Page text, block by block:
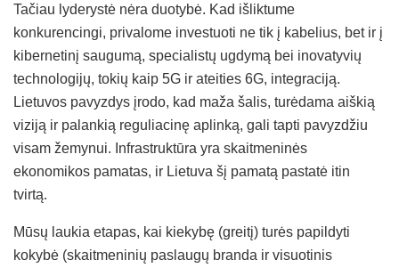
Tačiau lyderystė nėra duotybė. Kad išliktume
konkurencingi, privalome investuoti ne tik į kabelius, bet ir į
kibernetinį saugumą, specialistų ugdymą bei inovatyvių
technologijų, tokių kaip 5G ir ateities 6G, integraciją.
Lietuvos pavyzdys įrodo, kad maža šalis, turėdama aiškią
viziją ir palankią reguliacinę aplinką, gali tapti pavyzdžiu
visam žemynui. Infrastruktūra yra skaitmeninės
ekonomikos pamatas, ir Lietuva šį pamatą pastatė itin
tvirtą.
Mūsų laukia etapas, kai kiekybę (greitį) turės papildyti
kokybė (skaitmeninių paslaugų branda ir visuotinis